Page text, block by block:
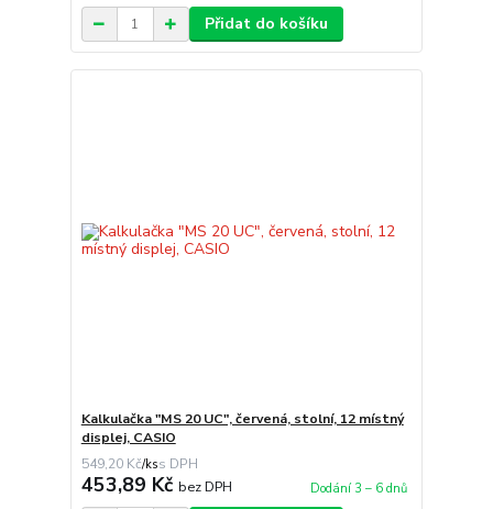
Přidat do košíku
Kalkulačka "MS 20 UC", červená, stolní, 12 místný
displej, CASIO
549,20 Kč/ks
453,89 Kč bez DPH Dodání 3 – 6 dnů